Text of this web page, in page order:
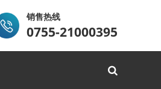
销售热线
0755-21000395